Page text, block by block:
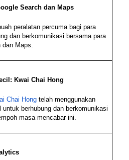
Search dan Maps
peralatan percuma bagi para
dan berkomunikasi bersama para
Maps.
Kwai Chai Hong
Chai Hong telah menggunakan
berhubung dan berkomunikasi
masa mencabar ini.